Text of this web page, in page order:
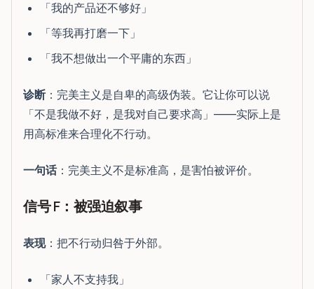
「我的产品还不够好」
「等我再打磨一下」
「我不想做出一个平庸的东西」
诊断 ：完美主义是自卑的高级伪装。它让你可以说
「不是我做不好，是我对自己要求高」——实际上是
用高标准来合理化不行动。
一句话：完美主义不是标准高，是害怕被评价。
信号 F：被强迫叙事
表现：把不行动归咎于外部。
「家人不支持我」